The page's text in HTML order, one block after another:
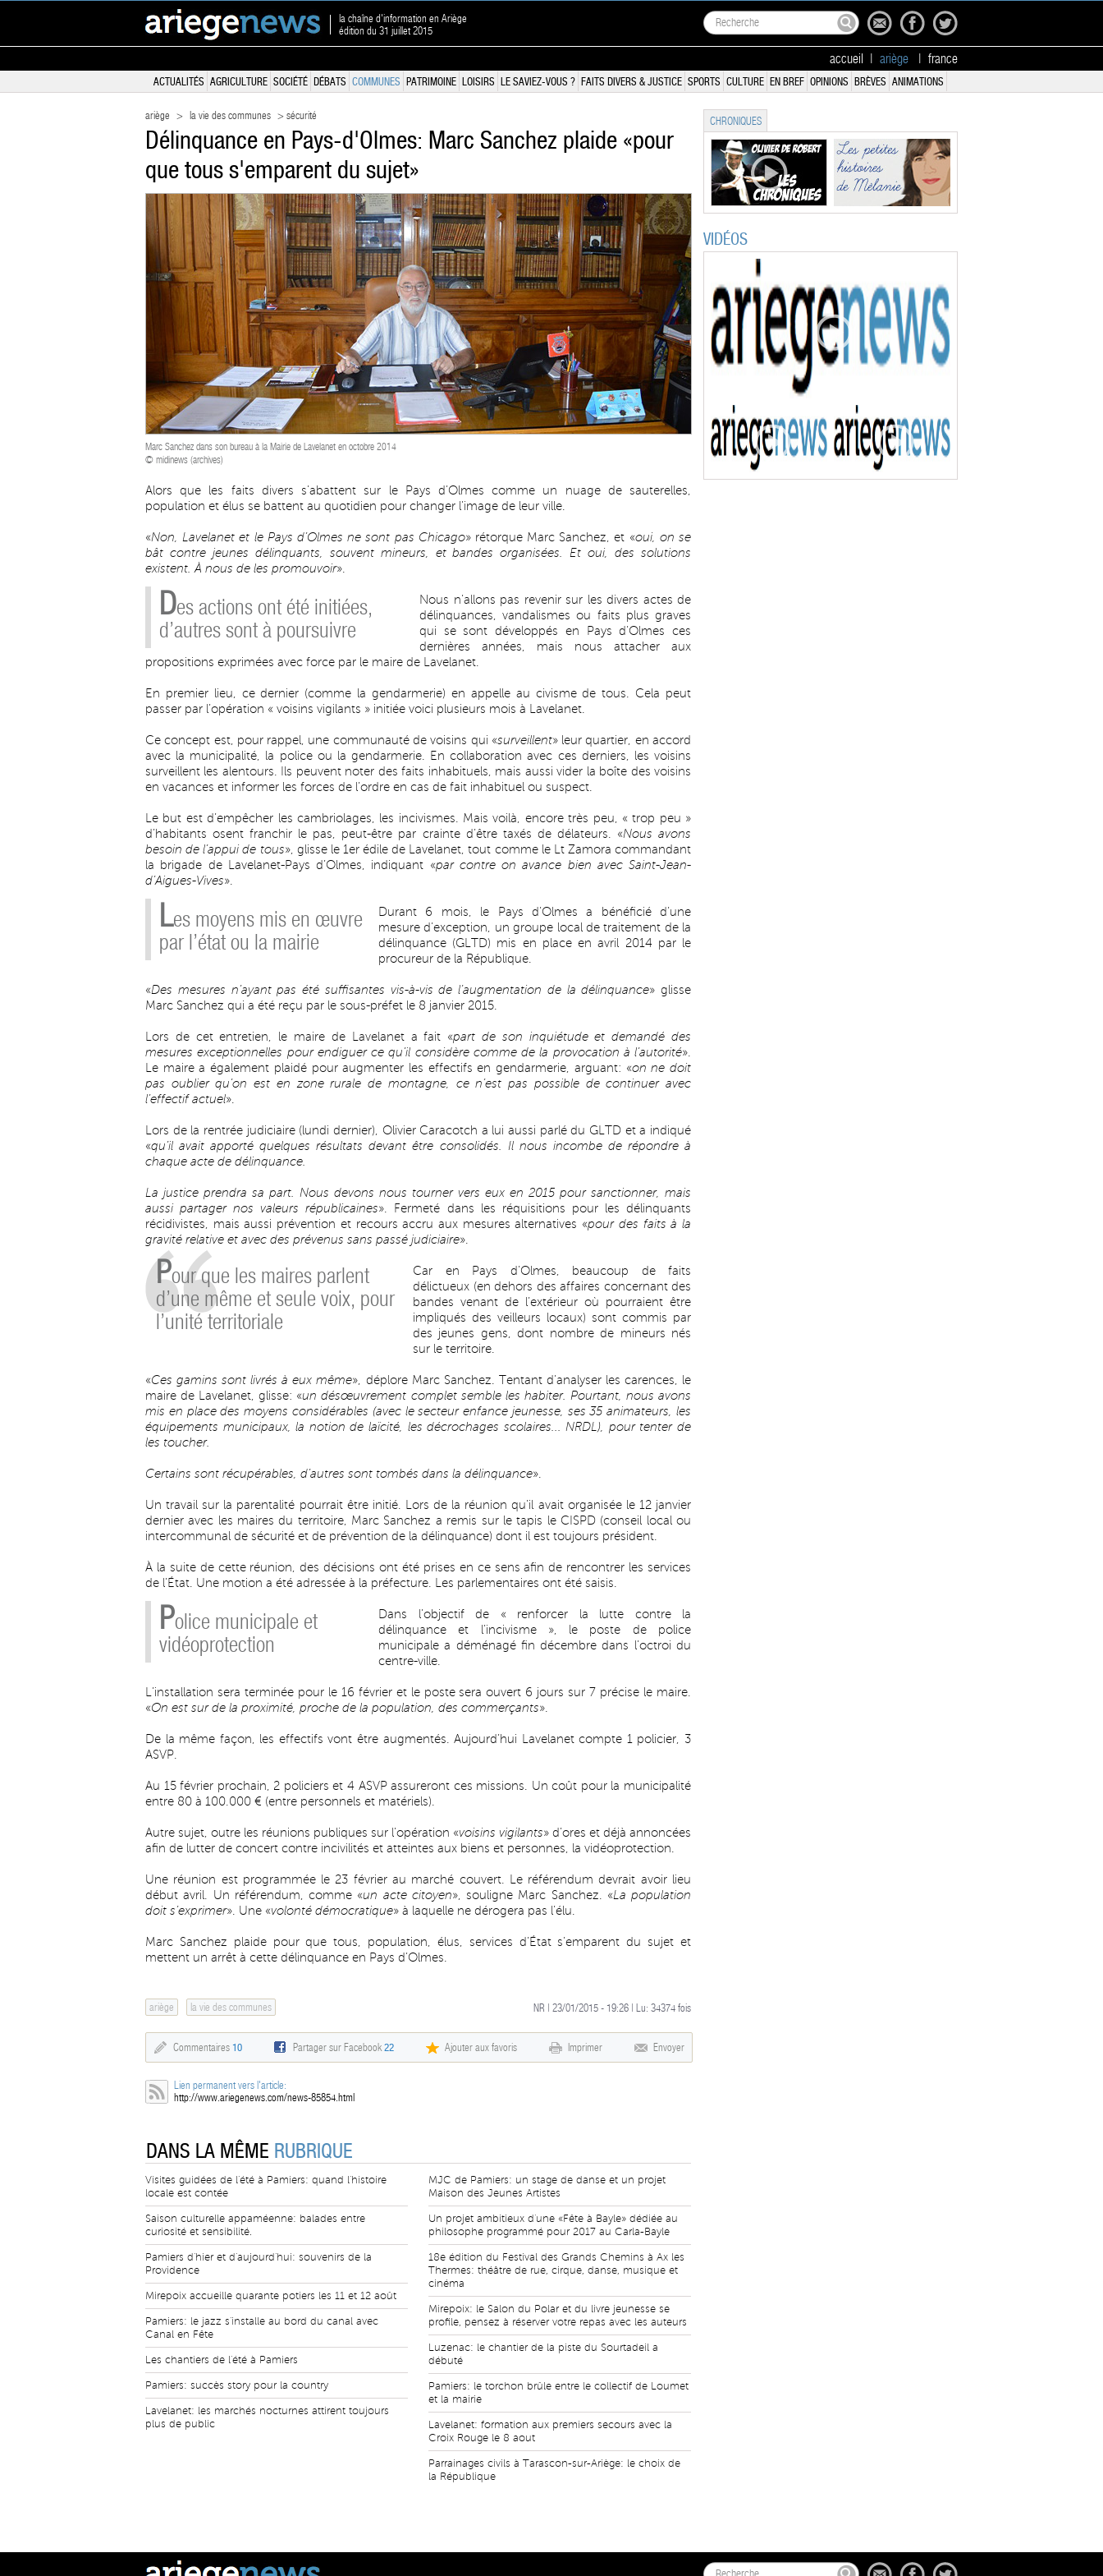
la chaîne d'information en Ariège
édition du 31 juillet 2015
accueil ariège france
ACTUALITÉS AGRICULTURE SOCIÉTÉ DÉBATS COMMUNES PATRIMOINE LOISIRS LE SAVIEZ-VOUS ? FAITS DIVERS & JUSTICE SPORTS CULTURE EN BREF OPINIONS BRÈVES ANIMATIONS
ariège > la vie des communes > sécurité
Délinquance en Pays-d'Olmes: Marc Sanchez plaide «pour
que tous s'emparent du sujet»
Marc Sanchez dans son bureau à la Mairie de Lavelanet en octobre 2014
© midinews (archives)
Alors que les faits divers s’abattent sur le Pays d’Olmes comme un nuage de sauterelles,
population et élus se battent au quotidien pour changer l’image de leur ville.
«Non, Lavelanet et le Pays d’Olmes ne sont pas Chicago» rétorque Marc Sanchez, et «oui, on se
bât contre jeunes délinquants, souvent mineurs, et bandes organisées. Et oui, des solutions
existent. À nous de les promouvoir».
Des actions ont été initiées,
d’autres sont à poursuivre
Nous n’allons pas revenir sur les divers actes de
délinquances, vandalismes ou faits plus graves
qui se sont développés en Pays d’Olmes ces
dernières années, mais nous attacher aux
propositions exprimées avec force par le maire de Lavelanet.
En premier lieu, ce dernier (comme la gendarmerie) en appelle au civisme de tous. Cela peut
passer par l’opération « voisins vigilants » initiée voici plusieurs mois à Lavelanet.
Ce concept est, pour rappel, une communauté de voisins qui «surveillent» leur quartier, en accord
avec la municipalité, la police ou la gendarmerie. En collaboration avec ces derniers, les voisins
surveillent les alentours. Ils peuvent noter des faits inhabituels, mais aussi vider la boîte des voisins
en vacances et informer les forces de l’ordre en cas de fait inhabituel ou suspect.
Le but est d’empêcher les cambriolages, les incivismes. Mais voilà, encore très peu, « trop peu »
d’habitants osent franchir le pas, peut-être par crainte d’être taxés de délateurs. «Nous avons
besoin de l’appui de tous», glisse le 1er édile de Lavelanet, tout comme le Lt Zamora commandant
la brigade de Lavelanet-Pays d’Olmes, indiquant «par contre on avance bien avec Saint-Jean-
d’Aigues-Vives».
Les moyens mis en œuvre
par l’état ou la mairie
Durant 6 mois, le Pays d’Olmes a bénéficié d’une
mesure d’exception, un groupe local de traitement de la
délinquance (GLTD) mis en place en avril 2014 par le
procureur de la République.
«Des mesures n’ayant pas été suffisantes vis-à-vis de l’augmentation de la délinquance» glisse
Marc Sanchez qui a été reçu par le sous-préfet le 8 janvier 2015.
Lors de cet entretien, le maire de Lavelanet a fait «part de son inquiétude et demandé des
mesures exceptionnelles pour endiguer ce qu’il considère comme de la provocation à l’autorité».
Le maire a également plaidé pour augmenter les effectifs en gendarmerie, arguant: «on ne doit
pas oublier qu’on est en zone rurale de montagne, ce n’est pas possible de continuer avec
l’effectif actuel».
Lors de la rentrée judiciaire (lundi dernier), Olivier Caracotch a lui aussi parlé du GLTD et a indiqué
«qu’il avait apporté quelques résultats devant être consolidés. Il nous incombe de répondre à
chaque acte de délinquance.
La justice prendra sa part. Nous devons nous tourner vers eux en 2015 pour sanctionner, mais
aussi partager nos valeurs républicaines». Fermeté dans les réquisitions pour les délinquants
récidivistes, mais aussi prévention et recours accru aux mesures alternatives «pour des faits à la
gravité relative et avec des prévenus sans passé judiciaire».
Pour que les maires parlent
d’une même et seule voix, pour
l’unité territoriale
Car en Pays d’Olmes, beaucoup de faits
délictueux (en dehors des affaires concernant des
bandes venant de l’extérieur où pourraient être
impliqués des veilleurs locaux) sont commis par
des jeunes gens, dont nombre de mineurs nés
sur le territoire.
«Ces gamins sont livrés à eux même», déplore Marc Sanchez. Tentant d’analyser les carences, le
maire de Lavelanet, glisse: «un désœuvrement complet semble les habiter. Pourtant, nous avons
mis en place des moyens considérables (avec le secteur enfance jeunesse, ses 35 animateurs, les
équipements municipaux, la notion de laïcité, les décrochages scolaires... NRDL), pour tenter de
les toucher.
Certains sont récupérables, d’autres sont tombés dans la délinquance».
Un travail sur la parentalité pourrait être initié. Lors de la réunion qu’il avait organisée le 12 janvier
dernier avec les maires du territoire, Marc Sanchez a remis sur le tapis le CISPD (conseil local ou
intercommunal de sécurité et de prévention de la délinquance) dont il est toujours président.
À la suite de cette réunion, des décisions ont été prises en ce sens afin de rencontrer les services
de l’État. Une motion a été adressée à la préfecture. Les parlementaires ont été saisis.
Police municipale et
vidéoprotection
Dans l’objectif de « renforcer la lutte contre la
délinquance et l’incivisme », le poste de police
municipale a déménagé fin décembre dans l’octroi du
centre-ville.
L’installation sera terminée pour le 16 février et le poste sera ouvert 6 jours sur 7 précise le maire.
«On est sur de la proximité, proche de la population, des commerçants».
De la même façon, les effectifs vont être augmentés. Aujourd’hui Lavelanet compte 1 policier, 3
ASVP.
Au 15 février prochain, 2 policiers et 4 ASVP assureront ces missions. Un coût pour la municipalité
entre 80 à 100.000 € (entre personnels et matériels).
Autre sujet, outre les réunions publiques sur l’opération «voisins vigilants» d’ores et déjà annoncées
afin de lutter de concert contre incivilités et atteintes aux biens et personnes, la vidéoprotection.
Une réunion est programmée le 23 février au marché couvert. Le référendum devrait avoir lieu
début avril. Un référendum, comme «un acte citoyen», souligne Marc Sanchez. «La population
doit s’exprimer». Une «volonté démocratique» à laquelle ne dérogera pas l’élu.
Marc Sanchez plaide pour que tous, population, élus, services d’État s’emparent du sujet et
mettent un arrêt à cette délinquance en Pays d’Olmes.
ariège la vie des communes NR | 23/01/2015 - 19:26 | Lu: 34374 fois
Commentaires 10 Partager sur Facebook22 Ajouter aux favoris Imprimer Envoyer
Lien permanent vers l'article:
http://www.ariegenews.com/news-85854.html
DANS LA MÊME RUBRIQUE
Visites guidées de l'été à Pamiers: quand l'histoire
locale est contée
Saison culturelle appaméenne: balades entre
curiosité et sensibilité.
Pamiers d'hier et d'aujourd'hui: souvenirs de la
Providence
Mirepoix accueille quarante potiers les 11 et 12 août
Pamiers: le jazz s'installe au bord du canal avec
Canal en Fête
Les chantiers de l'été à Pamiers
Pamiers: succès story pour la country
Lavelanet: les marchés nocturnes attirent toujours
plus de public
MJC de Pamiers: un stage de danse et un projet
Maison des Jeunes Artistes
Un projet ambitieux d'une «Fête à Bayle» dédiée au
philosophe programmé pour 2017 au Carla-Bayle
18e édition du Festival des Grands Chemins à Ax les
Thermes: théâtre de rue, cirque, danse, musique et
cinéma
Mirepoix: le Salon du Polar et du livre jeunesse se
profile, pensez à réserver votre repas avec les auteurs
Luzenac: le chantier de la piste du Sourtadeil a
débuté
Pamiers: le torchon brûle entre le collectif de Loumet
et la mairie
Lavelanet: formation aux premiers secours avec la
Croix Rouge le 8 aout
Parrainages civils à Tarascon-sur-Ariège: le choix de
la République
CHRONIQUES
VIDÉOS